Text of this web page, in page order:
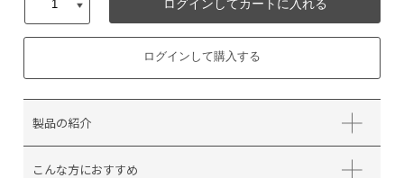
ログインしてカートに入れる
ログインして購入する
製品の紹介
こんな方におすすめ